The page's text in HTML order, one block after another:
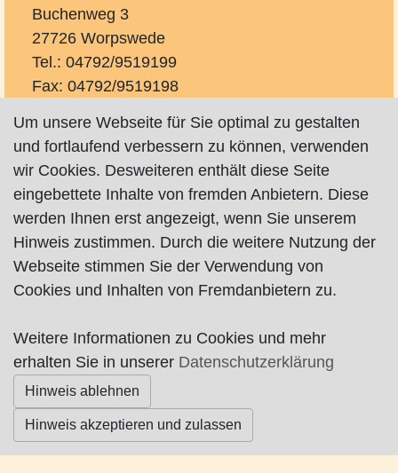
Buchenweg 3
27726 Worpswede
Tel.: 04792/9519199
Fax: 04792/9519198
Impressum|Datenschutz| AGB
Um unsere Webseite für Sie optimal zu gestalten
und fortlaufend verbessern zu können, verwenden
wir Cookies. Desweiteren enthält diese Seite
eingebettete Inhalte von fremden Anbietern. Diese
werden Ihnen erst angezeigt, wenn Sie unserem
Hinweis zustimmen. Durch die weitere Nutzung der
Webseite stimmen Sie der Verwendung von
Cookies und Inhalten von Fremdanbietern zu.
Weitere Informationen zu Cookies und mehr
erhalten Sie in unserer Datenschutzerklärung
Hinweis ablehnen
Hinweis akzeptieren und zulassen